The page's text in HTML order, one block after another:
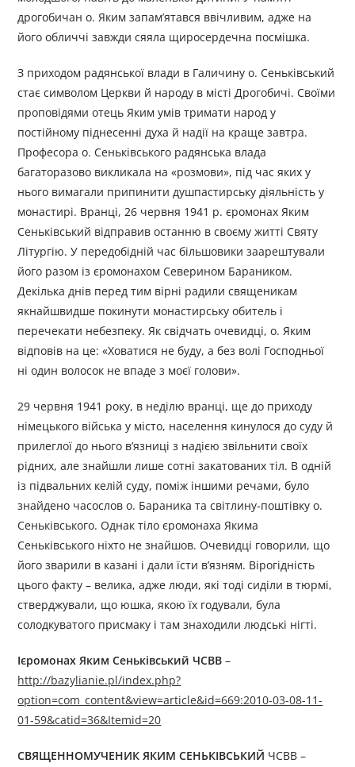
дрогобичан о. Яким запам’ятався ввічливим, адже на
його обличчі завжди сяяла щиросердечна посмішка.
З приходом радянської влади в Галичину о. Сеньківський
стає символом Церкви й народу в місті Дрогобичі. Своїми
проповідями отець Яким умів тримати народ у
постійному піднесенні духа й надії на краще завтра.
Професора о. Сеньківського радянська влада
багаторазово викликала на «розмови», під час яких у
нього вимагали припинити душпастирську діяльність у
монастирі. Вранці, 26 червня 1941 р. єромонах Яким
Сеньківський відправив останню в своєму житті Святу
Літургію. У передобідній час більшовики заарештували
його разом із єромонахом Северином Бараником.
Декілька днів перед тим вірні радили священикам
якнайшвидше покинути монастирську обитель і
перечекати небезпеку. Як свідчать очевидці, о. Яким
відповів на це: «Ховатися не буду, а без волі Господньої
ні один волосок не впаде з моєї голови».
29 червня 1941 року, в неділю вранці, ще до приходу
німецького війська у місто, населення кинулося до суду й
прилеглої до нього в’язниці з надією звільнити своїх
рідних, але знайшли лише сотні закатованих тіл. В одній
із підвальних келій суду, поміж іншими речами, було
знайдено часослов о. Бараника та світлину-поштівку о.
Сеньківського. Однак тіло єромонаха Якима
Сеньківського ніхто не знайшов. Очевидці говорили, що
його зварили в казані і дали їсти в’язням. Вірогідність
цього факту – велика, адже люди, які тоді сиділи в тюрмі,
стверджували, що юшка, якою їх годували, була
солодкуватого присмаку і там знаходили людські нігті.
Ієромонах Яким Сеньківський ЧСВВ –
http://bazylianie.pl/index.php?
option=com_content&view=article&id=669:2010-03-08-11-
01-59&catid=36&Itemid=20
СВЯЩЕННОМУЧЕНИК ЯКИМ СЕНЬКІВСЬКИЙ ЧСВВ –